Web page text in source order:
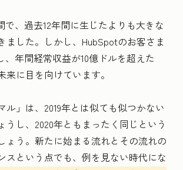
で、過去12年間に生じたよりも大きな
ました。しかし、HubSpotのお客さま
、年間経常収益が10億ドルを超えた
来に目を向けています。
ル」は、2019年とは似ても似つかない
うし、2020年ともまったく同じという
ょう。新たに始まる流れとその流れの
スという点でも、例を見ない時代にな